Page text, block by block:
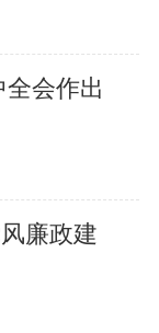
会作出
廉政建